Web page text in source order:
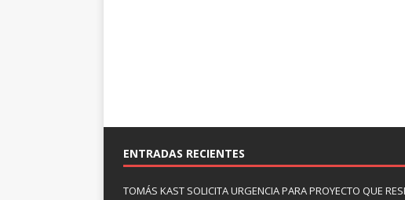
ENTRADAS RECIENTES
TOMÁS KAST SOLICITA URGENCIA PARA PROYECTO QUE